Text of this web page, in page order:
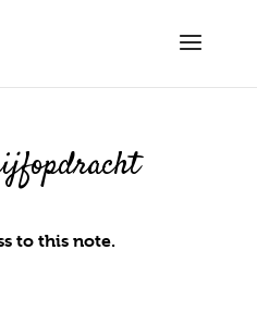
to this note.